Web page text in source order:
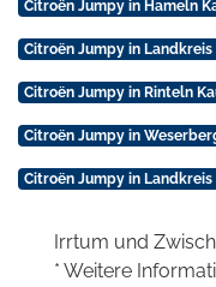
Citroën Jumpy in Hameln
Citroën Jumpy in
Citroën Jumpy in Rinteln
Citroën Jumpy in
Citroën Jumpy in
Irrtum und
* Weitere